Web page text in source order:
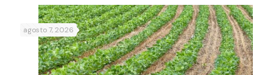
agosto 7, 2026